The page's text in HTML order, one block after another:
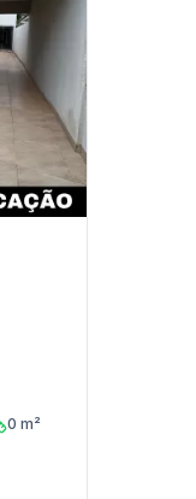
0 m²